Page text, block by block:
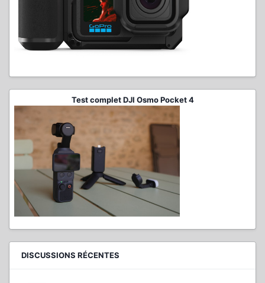
Test complet DJI Osmo Pocket 4
DISCUSSIONS RÉCENTES